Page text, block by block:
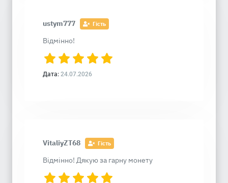
ustym777 Гість
Відмінно!
Дата: 24.07.2026
VitaliyZT68 Гість
Відмінно! Дякую за гарну монету